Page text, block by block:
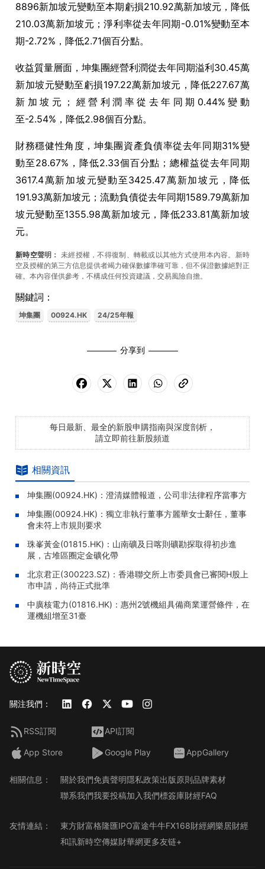
8896新加坡元變動至本期虧損210.92萬新加坡元，降低
210.03萬新加坡元；淨利率從去年同期-0.01%變動至本
期-2.72%，降低2.71個百分點。
收益質量層面，坤集團經營利潤從去年同期溢利30.45萬
新加坡元變動至虧損197.22萬新加坡元，降低227.67萬
新加坡元；經營利潤率從去年同期0.44%變動
至-2.54%，降低2.98個百分點。
財務穩健性角度，坤集團資產負債率從去年同期31%變
動至28.67%，降低2.33個百分點；總權益從去年同期
3617.4萬新加坡元變動至3425.47萬新加坡元，降低
191.93萬新加坡元；流動負債從去年同期1589.79萬新加
坡元變動至1355.98萬新加坡元，降低233.81萬新加坡
元。
新時空聲明： 未經授權，不得復制、轉載或以其他方式使用本內容。新時
空及授權的第三方信息提供者竭力確保數據準確可靠，但不保證數據絕對正
確。本內容僅供參考，不構成任何投資建議，交易風險自擔。
關鍵詞：
坤集團 00924.HK 24/25年報
分享到
每日最新、最全的新股申購指南與深度剖析，
請立即前往新股頻道
相關資訊
坤集團(00924.HK)：澄清媒體報道，公司非法律程序當事方
坤集團(00924.HK)：獨立非執行董事方麗華女士辭任，董事
會未符上市規則要求
珠峯黃金(01815.HK)：山南礦及日喀則礦勘探取得初步進
展，古堆區圈定金礦化帶
北京君正(300223.SZ)：香港聯交所上市委員會已審閱H股上
市申請，尚待正式批準
中廣核電力(01816.HK)：惠州2號機組具備商業運營條件，在
運機組增至31臺
關注我們：
RSS訂閱 API訂閱
App Store Google Play AppGallery
相關信息： 關於我們免責聲明隱私政策出版原則品牌素材
聯系我們我要投稿加入我們標簽庫財經FAQ
友情連結： 東方財富格隆匯IPO富途牛牛FX168財經網樂居財經
和訊新時空傳媒財華網更多友链+